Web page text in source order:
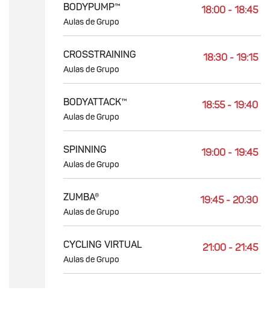
18:00 - 18:45
BODYPUMP™
Aulas de Grupo
18:30 - 19:15
CROSSTRAINING
Aulas de Grupo
18:55 - 19:40
BODYATTACK™
Aulas de Grupo
19:00 - 19:45
SPINNING
Aulas de Grupo
19:45 - 20:30
ZUMBA®
Aulas de Grupo
21:00 - 21:45
CYCLING VIRTUAL
Aulas de Grupo